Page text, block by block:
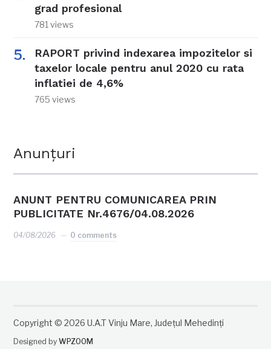
grad profesional
781 views
RAPORT privind indexarea impozitelor si
taxelor locale pentru anul 2020 cu rata
inflatiei de 4,6%
765 views
Anunțuri
ANUNT PENTRU COMUNICAREA PRIN
PUBLICITATE Nr.4676/04.08.2026
04/08/2026 0 comments
Copyright © 2026 U.A.T Vinju Mare, Județul Mehedinți
Designed byWPZOOM